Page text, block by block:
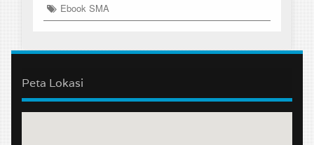
Ebook SMA
Peta Lokasi